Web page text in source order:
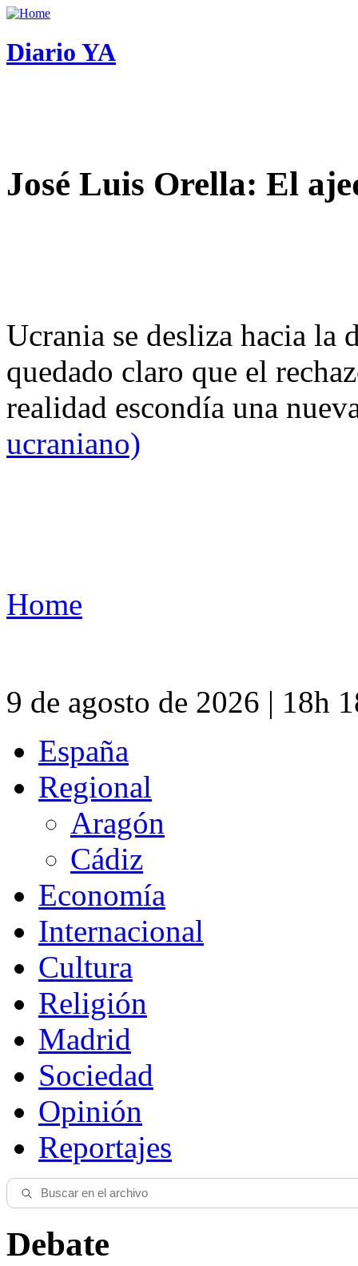
Diario YA
José Luis Orella: El
Ucrania se desliza hacia
quedado claro que el
realidad escondía una
ucraniano)
Home
9 de agosto de 2026 | 18h
España
Regional
Aragón
Cádiz
Economía
Internacional
Cultura
Religión
Madrid
Sociedad
Opinión
Reportajes
Debate